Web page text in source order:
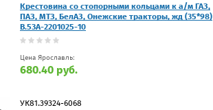
Крестовина со стопорными кольцами к а/м ГАЗ,
ПАЗ, МТЗ, БелАЗ, Онежские тракторы, жд (35*98)
В.53А-2201025-10
Цена Ярославль:
680.40 руб.
УК81.39324-6068